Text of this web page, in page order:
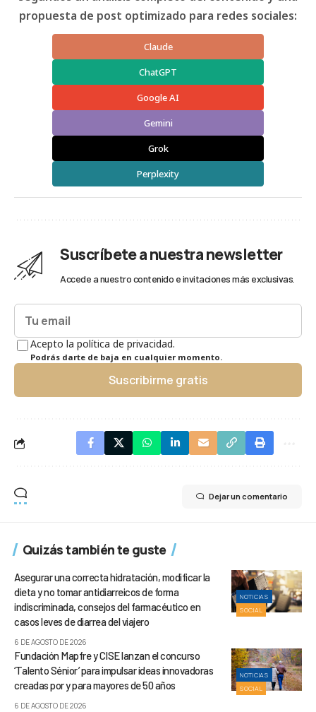
propuesta de post optimizado para redes sociales:
Claude
ChatGPT
Google AI
Gemini
Grok
Perplexity
Suscríbete a nuestra newsletter
Accede a nuestro contenido e invitaciones más exclusivas.
Acepto la política de privacidad.
Podrás darte de baja en cualquier momento.
Suscribirme gratis
Dejar un comentario
Quizás también te guste
NOTICIAS
SOCIAL
Asegurar una correcta hidratación, modificar la
dieta y no tomar antidiarreicos de forma
indiscriminada, consejos del farmacéutico en
casos leves de diarrea del viajero
6 DE AGOSTO DE 2026
NOTICIAS
SOCIAL
Fundación Mapfre y CISE lanzan el concurso
‘Talento Sénior’ para impulsar ideas innovadoras
creadas por y para mayores de 50 años
6 DE AGOSTO DE 2026